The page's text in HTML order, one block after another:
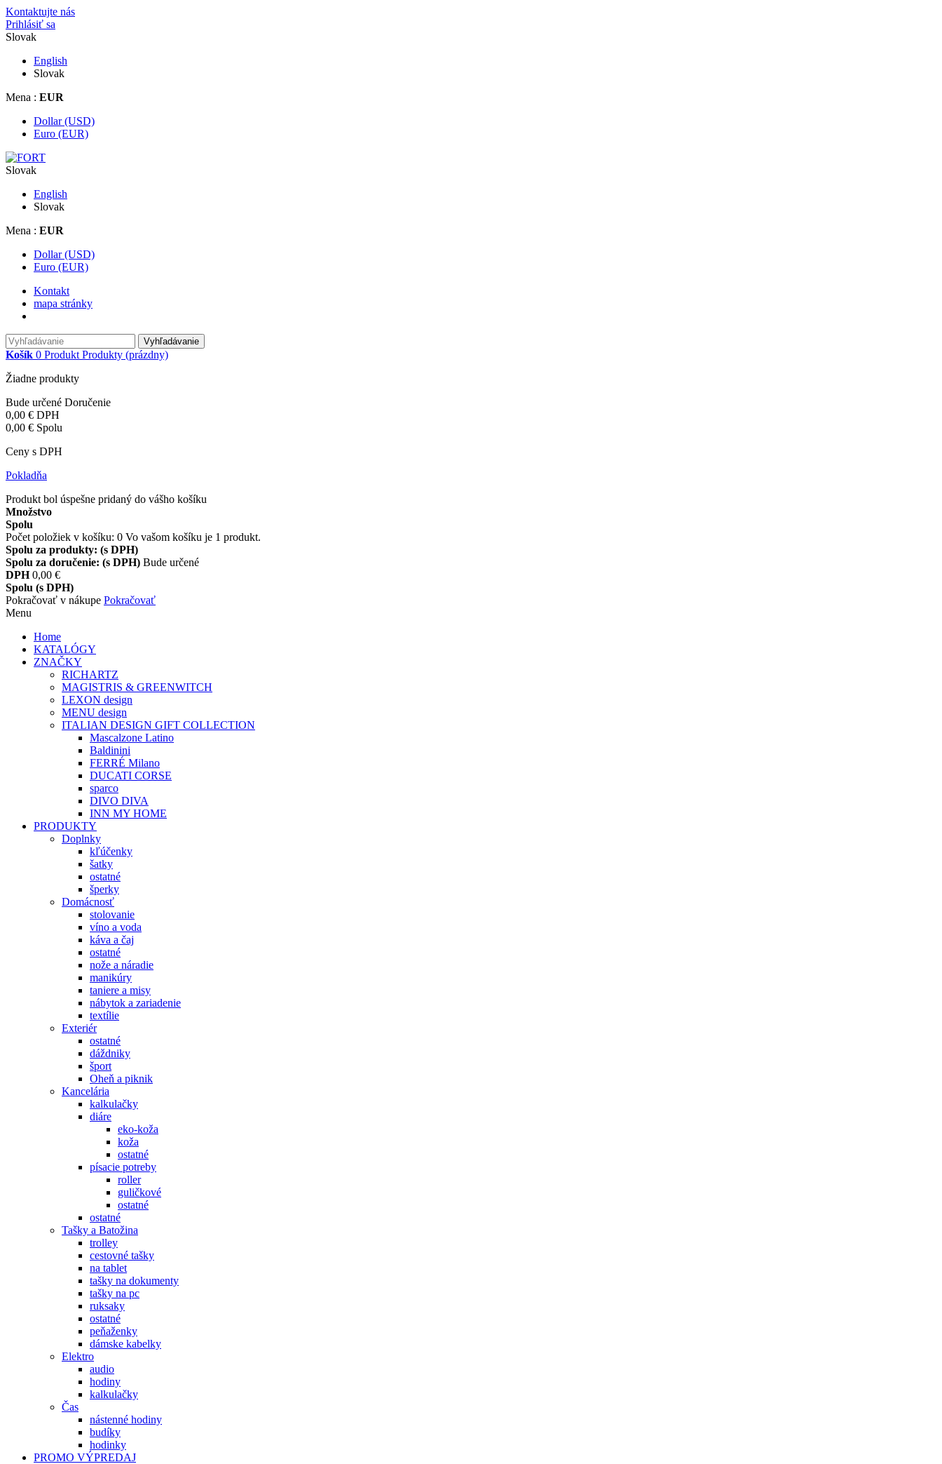
Kontaktujte nás
Prihlásiť sa
Slovak
English
Slovak
Mena : EUR
Dollar (USD)
Euro (EUR)
Slovak
English
Slovak
Mena : EUR
Dollar (USD)
Euro (EUR)
Kontakt
mapa stránky
Vyhľadávanie
Košík 0 Produkt Produkty (prázdny)
Žiadne produkty
Bude určené Doručenie
0,00 € DPH
0,00 € Spolu
Ceny s DPH
Pokladňa
Produkt bol úspešne pridaný do vášho košíku
Množstvo
Spolu
Počet položiek v košíku: 0 Vo vašom košíku je 1 produkt.
Spolu za produkty: (s DPH)
Spolu za doručenie: (s DPH) Bude určené
DPH 0,00 €
Spolu (s DPH)
Pokračovať v nákupe Pokračovať
Menu
Home
KATALÓGY
ZNAČKY
RICHARTZ
MAGISTRIS & GREENWITCH
LEXON design
MENU design
ITALIAN DESIGN GIFT COLLECTION
Mascalzone Latino
Baldinini
FERRÉ Milano
DUCATI CORSE
sparco
DIVO DIVA
INN MY HOME
PRODUKTY
Doplnky
kľúčenky
šatky
ostatné
šperky
Domácnosť
stolovanie
víno a voda
káva a čaj
ostatné
nože a náradie
manikúry
taniere a misy
nábytok a zariadenie
textílie
Exteriér
ostatné
dáždniky
šport
Oheň a piknik
Kancelária
kalkulačky
diáre
eko-koža
koža
ostatné
písacie potreby
roller
guličkové
ostatné
ostatné
Tašky a Batožina
trolley
cestovné tašky
na tablet
tašky na dokumenty
tašky na pc
ruksaky
ostatné
peňaženky
dámske kabelky
Elektro
audio
hodiny
kalkulačky
Čas
nástenné hodiny
budíky
hodinky
PROMO VÝPREDAJ